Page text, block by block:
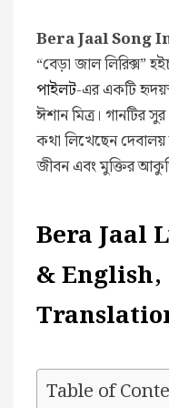
Bera Jaal Song
“বেড়া জাল লিরিক্স”
পাইলট-এর একটি
ঈশান মিত্র। গানটির
কথা লিখেছেন দেবালয়
জীবন এবং মুক্তির
Bera Jaal
&
Table of